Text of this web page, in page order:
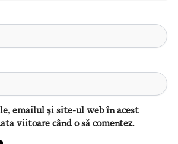
emailul și site-ul web în acest
viitoare când o să comentez.